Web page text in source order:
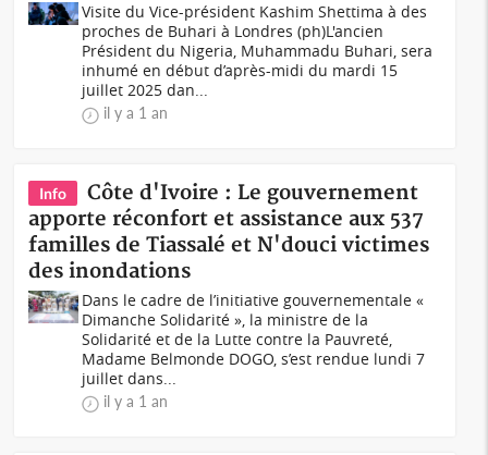
Visite du Vice-président Kashim Shettima à des
proches de Buhari à Londres (ph)L'ancien
Président du Nigeria, Muhammadu Buhari, sera
inhumé en début d’après-midi du mardi 15
juillet 2025 dan...
il y a 1 an
Info
Côte d'Ivoire : Le gouvernement
apporte réconfort et assistance aux 537
familles de Tiassalé et N'douci victimes
des inondations
Dans le cadre de l’initiative gouvernementale «
Dimanche Solidarité », la ministre de la
Solidarité et de la Lutte contre la Pauvreté,
Madame Belmonde DOGO, s’est rendue lundi 7
juillet dans...
il y a 1 an